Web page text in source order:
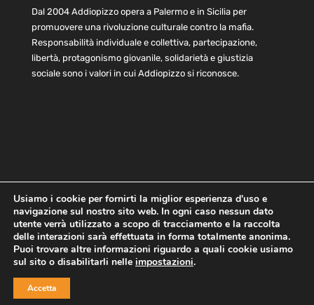
Dal 2004 Addiopizzo opera a Palermo e in Sicilia per
promuovere una rivoluzione culturale contro la mafia.
Responsabilità individuale e collettiva, partecipazione,
libertà, protagonismo giovanile, solidarietà e giustizia
sociale sono i valori in cui Addiopizzo si riconosce.
Home Statuto e bilancio
Contatti
Privacy
Cookie Child Protection Policy
Copyright © 2021 AddioPizzo | Tutti i diritti riservati | Sede
Usiamo i cookie per fornirti la miglior esperienza d'uso e
navigazione sul nostro sito web. In ogni caso nessun dato
utente verrà utilizzato a scopo di tracciamento e la raccolta
delle interazioni sarà effettuata in forma totalmente anonima.
Puoi trovare altre informazioni riguardo a quali cookie usiamo
sul sito o disabilitarli nelle impostazioni.
Accetta